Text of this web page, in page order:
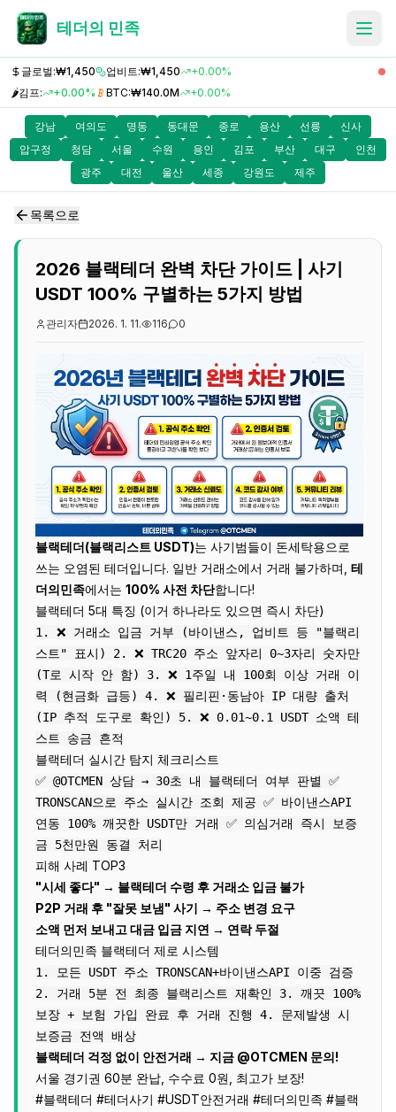
테더의 민족
글로벌:₩1,450 업비트:₩1,450
+0.00%
🌶️김프: +0.00% BTC:₩140.0M +0.00%
강남 여의도 명동 동대문 종로 용산 선릉
신사
압구정
청담 서울 수원 용인 김포 부산 대구
인천
광주
대전 울산 세종 강원도 제주
목록으로
2026 블랙테더 완벽 차단 가이드 | 사기
USDT 100% 구별하는 5가지 방법
관리자 2026. 1. 11. 116 0
블랙테더(블랙리스트 USDT)는 사기범들이 돈세탁용으로
쓰는 오염된 테더입니다. 일반 거래소에서 거래 불가하며, 테
더의민족에서는 100% 사전 차단합니다!
블랙테더 5대 특징 (이거 하나라도 있으면 즉시 차단)
1. ❌ 거래소 입금 거부 (바이낸스, 업비트 등 "블랙리
스트" 표시) 2. ❌ TRC20 주소 앞자리 0~3자리 숫자만
(T로 시작 안 함) 3. ❌ 1주일 내 100회 이상 거래 이
력 (현금화 급등) 4. ❌ 필리핀·동남아 IP 대량 출처
(IP 추적 도구로 확인) 5. ❌ 0.01~0.1 USDT 소액 테
스트 송금 흔적
블랙테더 실시간 탐지 체크리스트
✅ @OTCMEN 상담 → 30초 내 블랙테더 여부 판별 ✅
TRONSCAN으로 주소 실시간 조회 제공 ✅ 바이낸스API
연동 100% 깨끗한 USDT만 거래 ✅ 의심거래 즉시 보증
금 5천만원 동결 처리
피해 사례 TOP3
"시세 좋다" → 블랙테더 수령 후 거래소 입금 불가
P2P 거래 후 "잘못 보냄" 사기 → 주소 변경 요구
소액 먼저 보내고 대금 입금 지연 → 연락 두절
테더의민족 블랙테더 제로 시스템
1. 모든 USDT 주소 TRONSCAN+바이낸스API 이중 검증
2. 거래 5분 전 최종 블랙리스트 재확인 3. 깨끗 100%
보장 + 보험 가입 완료 후 거래 진행 4. 문제발생 시
보증금 전액 배상
블랙테더 걱정 없이 안전거래 → 지금 @OTCMEN 문의!
서울 경기권 60분 완납, 수수료 0원, 최고가 보장!
#블랙테더 #테더사기 #USDT안전거래 #테더의민족 #블랙